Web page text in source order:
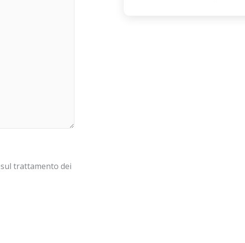
sul trattamento dei